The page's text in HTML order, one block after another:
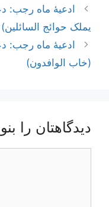
ناوبری
نوشته‌ها
ادعیۀ ماه رجب:
یملک حوائج السائلین)
ادعیۀ ماه رجب:
(خاب الوافدون)
دیدگاهتان را